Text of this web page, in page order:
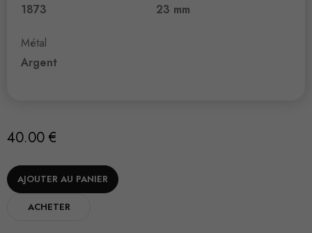
1873
Métal
Argent
23 mm
40.00 €
AJOUTER AU PANIER
ACHETER